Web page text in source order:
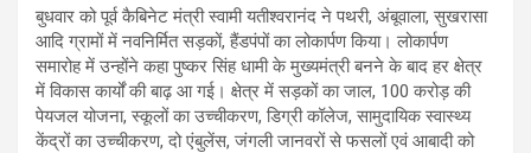
बुधवार को पूर्व कैबिनेट मंत्री स्वामी यतीश्वरानंद ने पथरी, अंबूवाला, सुखरासा
आदि ग्रामों में नवनिर्मित सड़कों, हैंडपंपों का लोकार्पण किया। लोकार्पण
समारोह में उन्होंने कहा पुष्कर सिंह धामी के मुख्यमंत्री बनने के बाद हर क्षेत्र
में विकास कार्यों की बाढ़ आ गई। क्षेत्र में सड़कों का जाल, 100 करोड़ की
पेयजल योजना, स्कूलों का उच्चीकरण, डिग्री कॉलेज, सामुदायिक स्वास्थ्य
केंद्रों का उच्चीकरण, दो एंबुलेंस, जंगली जानवरों से फसलों एवं आबादी को